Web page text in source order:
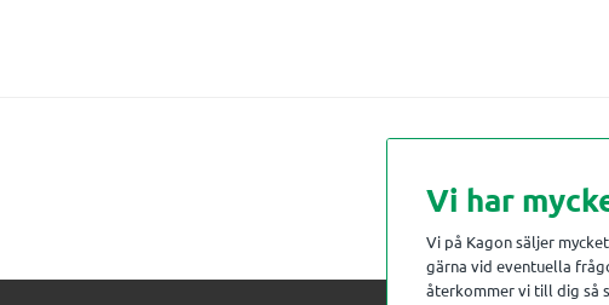
Vi har
Vi på Kagon säljer
gärna vid eventuella
återkommer vi till dig så